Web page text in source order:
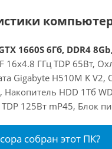
1660S 6Гб, DDR4
16x4.8 ГГц TDP 65Вт,
Gigabyte H510M K
Накопитель HDD 1Тб
125Вт mP45, Блок
собран этот ПК?